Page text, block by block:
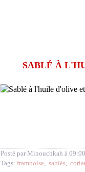
SABLÉ À
Posté par Minouchkah à
Tags: framboise, sablés,